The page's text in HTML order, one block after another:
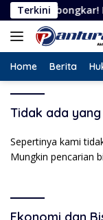
Langsung
ke
konten
TerkiniDugaan
Home Berita
Tidak ada
Sepertinya kami
Mungkin pencarian